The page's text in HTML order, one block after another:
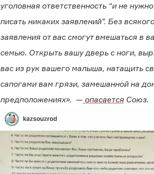
уголовная ответственность “и не
писать никаких заявлений”. Без всякого
заявления от вас смогут вмешаться в
семью. Открыть вашу дверь с ноги,
вас из рук вашего малыша, натащить
сапогами вам грязи, замешанной на
предположениях». — опасается Союз.